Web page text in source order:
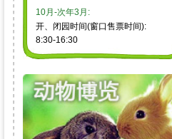
10月-次年3月:
开、闭园时间(窗口售票时间):
8:30-16:30